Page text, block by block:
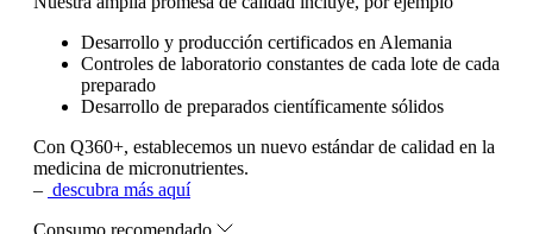
Desarrollo y producción certificados en Alemania
Controles de laboratorio constantes de cada lote de cada
preparado
Desarrollo de preparados científicamente sólidos
Con Q360+, establecemos un nuevo estándar de calidad en la
medicina de micronutrientes.
– descubra más aquí
Consumo recomendado